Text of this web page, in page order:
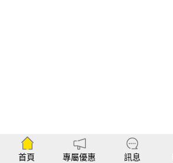
首頁 專屬優惠 訊息